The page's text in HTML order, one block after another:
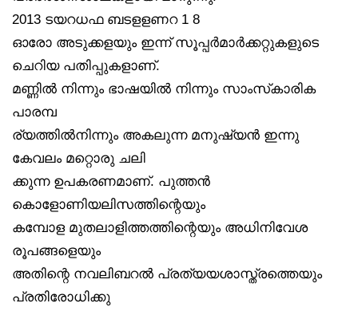
2013 ടയറധഫ ബടളളണറ 1 8
ഓരോ അടുക്കളയും ഇന്ന് സൂപ്പർമാർക്കറ്റുകളുടെ
ചെറിയ പതിപ്പുകളാണ്.
മണ്ണിൽ നിന്നും ഭാഷയിൽ നിന്നും സാംസ്‌കാരിക
പാരമ്പ
ര്യത്തിൽനിന്നും അകലുന്ന മനുഷ്യൻ ഇന്നു
കേവലം മറ്റൊരു ചലി
ക്കുന്ന ഉപകരണമാണ്. പുത്തൻ
കൊളോണിയലിസത്തിന്റെയും
കമ്പോള മുതലാളിത്തത്തിന്റെയും അധിനിവേശ
രൂപങ്ങളെയും
അതിന്റെ നവലിബറൽ പ്രത്യയശാസ്ത്രത്തെയും
പ്രതിരോധിക്കു